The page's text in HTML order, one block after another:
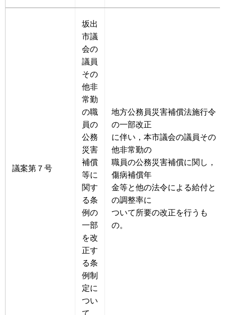
議案第７号
坂出
市議
会の
議員
その
他非
常勤
の職
員の
公務
災害
補償
等に
関す
る条
例の
一部
を改
正す
る条
例制
定に
つい
地方公務員災害補償法施行令
の一部改正
に伴い，本市議会の議員その
他非常勤の
職員の公務災害補償に関し，
傷病補償年
金等と他の法令による給付と
の調整率に
ついて所要の改正を行うも
の。